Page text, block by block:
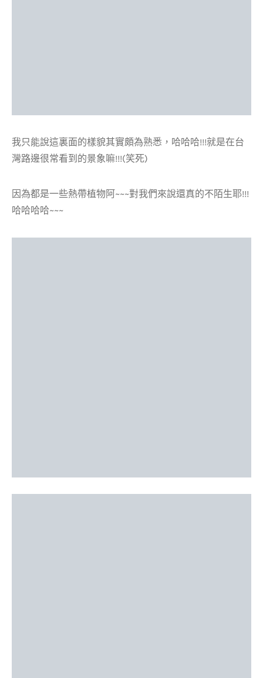
我只能說這裏面的樣貌其實頗為熟悉，哈哈哈!!!就是在台
灣路邊很常看到的景象嘛!!!(笑死)
因為都是一些熱帶植物阿~~~對我們來說還真的不陌生耶!!!
哈哈哈哈~~~